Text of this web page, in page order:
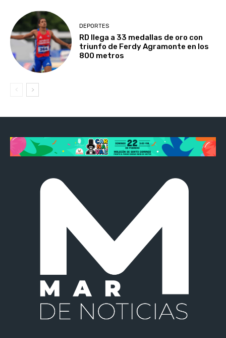
DEPORTES
RD llega a 33 medallas de oro con
triunfo de Ferdy Agramonte en los
800 metros